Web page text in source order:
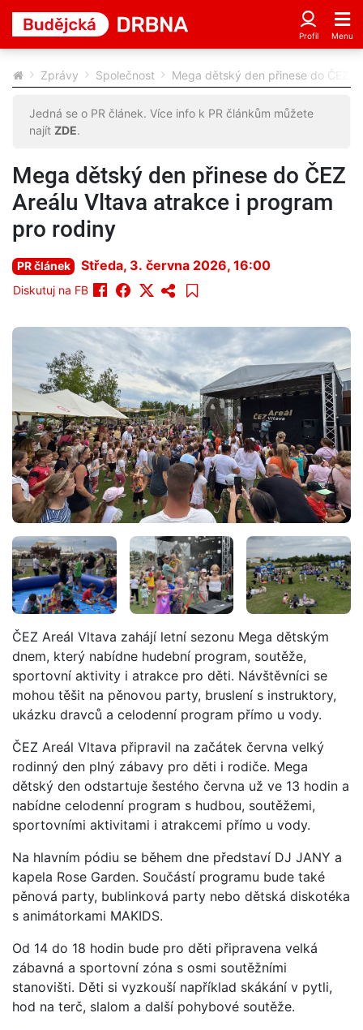
Zprávy Společnost Mega dětský den přinese do ČEZ
Jedná se o PR článek. Více info k PR článkům můžete
najít ZDE.
Mega dětský den přinese do ČEZ
Areálu Vltava atrakce i program
pro rodiny
PR článek Středa, 3. června 2026, 16:00
Diskutuj na FB
ČEZ Areál Vltava zahájí letní sezonu Mega dětským
dnem, který nabídne hudební program, soutěže,
sportovní aktivity i atrakce pro děti. Návštěvníci se
mohou těšit na pěnovou party, bruslení s instruktory,
ukázku dravců a celodenní program přímo u vody.
ČEZ Areál Vltava připravil na začátek června velký
rodinný den plný zábavy pro děti i rodiče. Mega
dětský den odstartuje šestého června už ve 13 hodin a
nabídne celodenní program s hudbou, soutěžemi,
sportovními aktivitami i atrakcemi přímo u vody.
Na hlavním pódiu se během dne představí DJ JANY a
kapela Rose Garden. Součástí programu bude také
pěnová party, bublinková party nebo dětská diskotéka
s animátorkami MAKIDS.
Od 14 do 18 hodin bude pro děti připravena velká
zábavná a sportovní zóna s osmi soutěžními
stanovišti. Děti si vyzkouší například skákání v pytli,
hod na terč, slalom a další pohybové soutěže.